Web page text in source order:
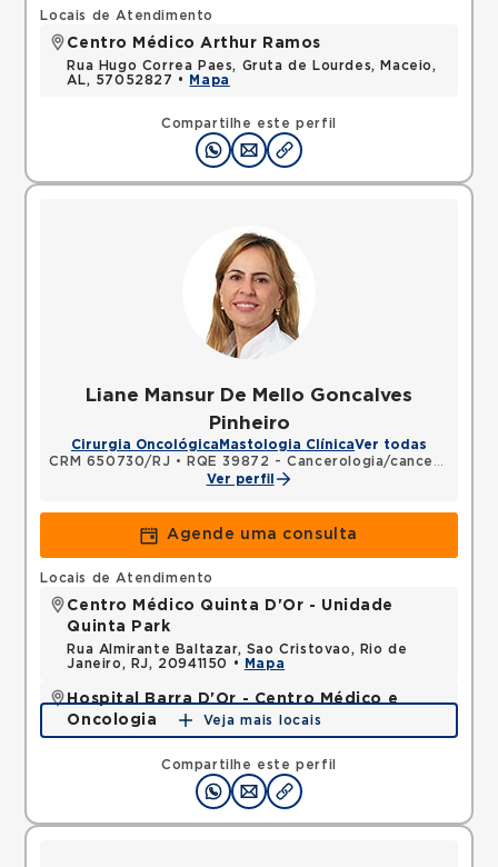
Compartilhe este perfil
Locais de Atendimento
Centro Médico Arthur Ramos
Rua Hugo Correa Paes, Gruta de Lourdes, Maceio,
AL, 57052827 •
Mapa
Liane Mansur De Mello Goncalves
Pinheiro
Cirurgia Oncológica Mastologia ClínicaVer todas
CRM 650730/RJ •
RQE 39872 - Cancerologia/cancerologia cirúrgica
Ver perfil
Agende uma consulta
Compartilhe este perfil
Locais de Atendimento
Centro Médico Quinta D'Or - Unidade
Quinta Park
Rua Almirante Baltazar, Sao Cristovao, Rio de
Janeiro, RJ, 20941150 •
Mapa
Hospital Barra D'Or - Centro Médico e
Oncologia
Avenida Nelson Mufarrej, Barra da Tijuca, Rio de
Janeiro, RJ, 22775050 •
Mapa
Veja mais locais